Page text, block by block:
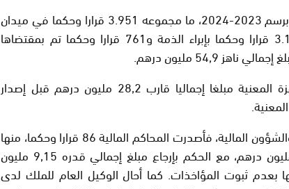
وفي هذا الإطار، أصدرت المحاكم المالية برسم 2023-2024، ما مجموعه 3.951 قرارا وحكما في ميدان
التدقيق والبت في الحسابات، منها 3.190 قرارا وحكما بإبراء الذمة و761 قرارا وحكما تم بمقتضاها
54,9 مليون درهم.
كما سجلت هذه المحاكم استرجاع الأجهزة المعنية مبلغا إجماليا قارب 28,2 مليون درهم قبل إصدار
أما في مجال التأديب المتعلق بالميزانية والشؤون المالية، فأصدرت المحاكم المالية 86 قرارا وحكما، منها
62 قضت بغرامات ناهز مجموعها 5,1 مليون درهم، مع الحكم بإرجاع مبلغ إجمالي قدره 9,15 مليون
تم البت فيها بعدم ثبوت المؤاخذات. كما أحال الوكيل العام للملك لدى